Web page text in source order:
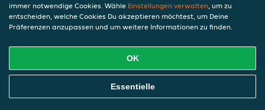
immer notwendige Cookies. Wähle Einstellungen verwalten, um zu
entscheiden, welche Cookies Du akzeptieren möchtest, um Deine
Präferenzen anzupassen und um weitere Informationen zu finden.
OK
Essentielle